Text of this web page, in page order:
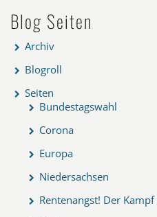
Blog Seiten
Archiv
Blogroll
Seiten
Bundestagswahl
Corona
Europa
Niedersachsen
Rentenangst! Der